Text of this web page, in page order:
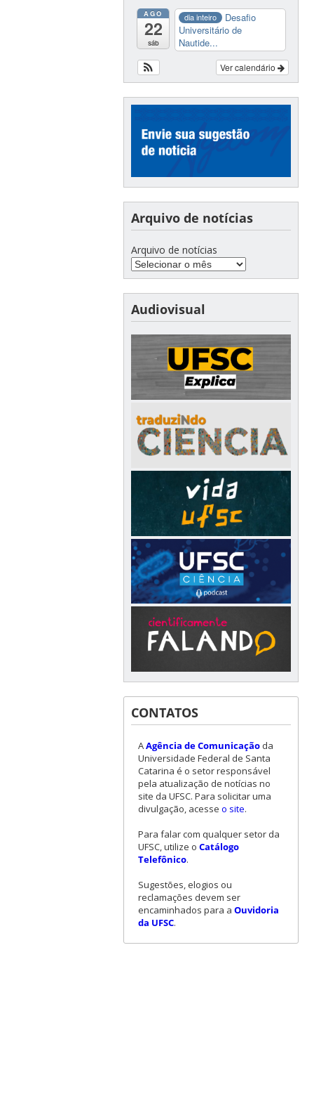
AGO
22
sáb
dia inteiro
Desafio
Universitário de
Nautide...
Ver calendário
Arquivo de notícias
Arquivo de notícias
Audiovisual
CONTATOS
AAgência de Comunicaçãoda
Universidade Federal de Santa
Catarina é o setor responsável
pela atualização de notícias no
site da UFSC. Para solicitar uma
divulgação, acesse o site.
Para falar com qualquer setor da
UFSC, utilize o Catálogo
Telefônico.
Sugestões, elogios ou
reclamações devem ser
encaminhados para a Ouvidoria
da UFSC.